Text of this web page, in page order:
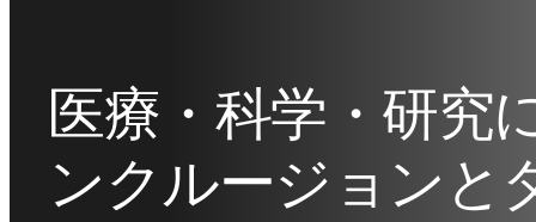
医療・科学・研究
ンクルージョンと